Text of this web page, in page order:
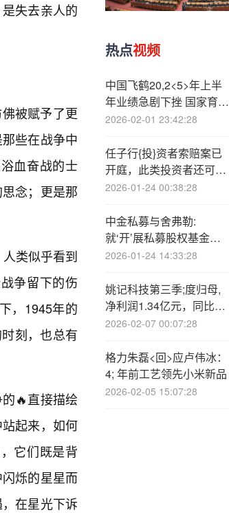
失去亲人的
被赋予了更
些在战争中
血奋战的士
念；更是那
类似乎看到
争留下的伤
，1945年的
刻，也总有
🔥直接描绘
起来，如何
它们既是背
烁的星星而
在星光下诉
热点视频
中国飞鹤20,2<5>年上半
年业绩急剧下挫 国家育儿
补贴出台后被质疑变相涨
乱
2026-02-01 23:42:28
任子行{投}资者索赔案已
开庭，此类投资者还可参
与
2026-01-24 00:38:28
中金私募与舍弗勒:
就‘开’展私募股权基金业
务达成合作
2026-01-24 14:33:28
姚记科技第三季;度归母,
净利润1.34亿元，同比降
4%
2026-02-07 00:07:28
格力朱磊<回>应卢伟冰：
4; 年前工艺领先小米新品
2026-02-05 15:07:28